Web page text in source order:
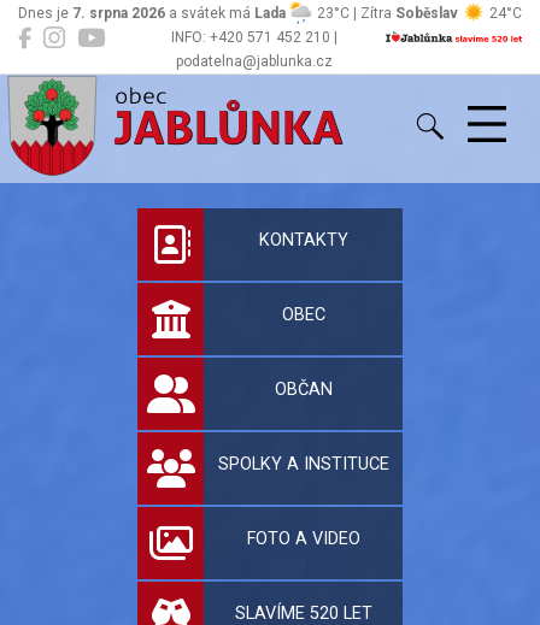
INFO: +420 571 452 210 |
podatelna@jablunka.cz
Dnes je 7. srpna 2026 a svátek má Lada 23°C | Zítra Soběslav 24°C
Jablůnka
Oficiální stránky
KONTAKTY
OBEC
OBČAN
SPOLKY A INSTITUCE
FOTO A VIDEO
SLAVÍME 520 LET